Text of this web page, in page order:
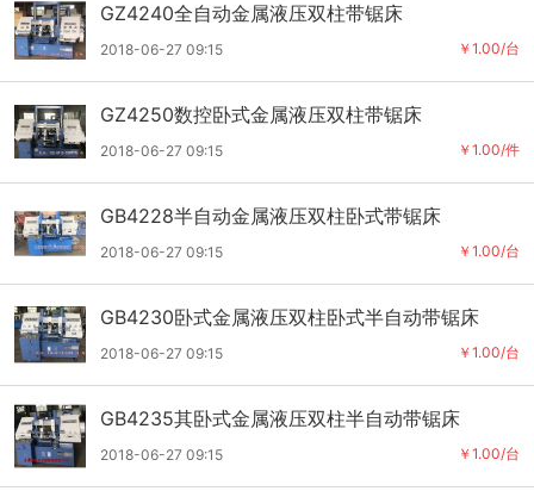
GZ4240全自动金属液压双柱带锯床
￥1.00/台
2018-06-27 09:15
GZ4250数控卧式金属液压双柱带锯床
￥1.00/件
2018-06-27 09:15
GB4228半自动金属液压双柱卧式带锯床
￥1.00/台
2018-06-27 09:15
GB4230卧式金属液压双柱卧式半自动带锯床
￥1.00/台
2018-06-27 09:15
GB4235其卧式金属液压双柱半自动带锯床
￥1.00/台
2018-06-27 09:15